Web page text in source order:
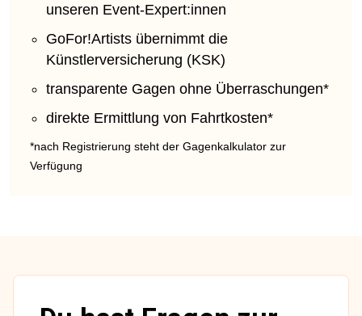
unseren Event-Expert:innen
GoFor!Artists übernimmt die
Künstlerversicherung (KSK)
transparente Gagen ohne Überraschungen*
direkte Ermittlung von Fahrtkosten*
*nach Registrierung steht der Gagenkalkulator zur
Verfügung